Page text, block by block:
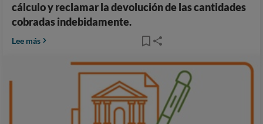
cálculo y reclamar la devolución de las cantidades
cobradas indebidamente.
Lee más